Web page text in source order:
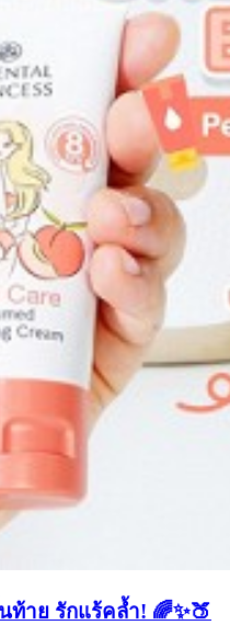
าย รักแร้คล้ำ! 🌈✨🍑